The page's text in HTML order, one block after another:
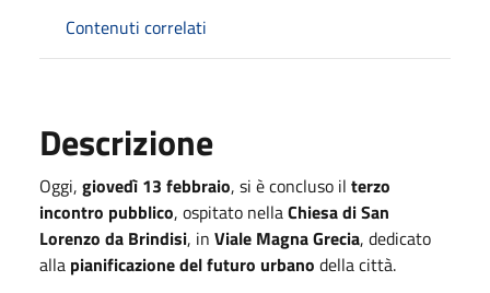
Contenuti correlati
Descrizione
Oggi, giovedì 13 febbraio, si è concluso il terzo
incontro pubblico, ospitato nellaChiesa di San
Lorenzo da Brindisi, in Viale Magna Grecia, dedicato
alla pianificazione del futuro urbano della città.